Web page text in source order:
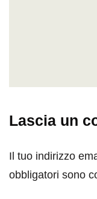
Lascia un
Il tuo indirizzo
obbligatori sono